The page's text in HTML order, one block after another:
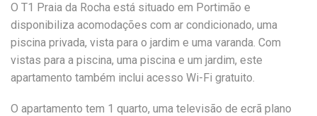
O T1 Praia da Rocha está situado em Portimão e
disponibiliza acomodações com ar condicionado, uma
piscina privada, vista para o jardim e uma varanda. Com
vistas para a piscina, uma piscina e um jardim, este
apartamento também inclui acesso Wi-Fi gratuito.
O apartamento tem 1 quarto, uma televisão de ecrã plano